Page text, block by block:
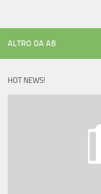
ALTRO DA AB
HOT NEWS!